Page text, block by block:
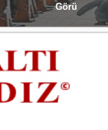
Görü